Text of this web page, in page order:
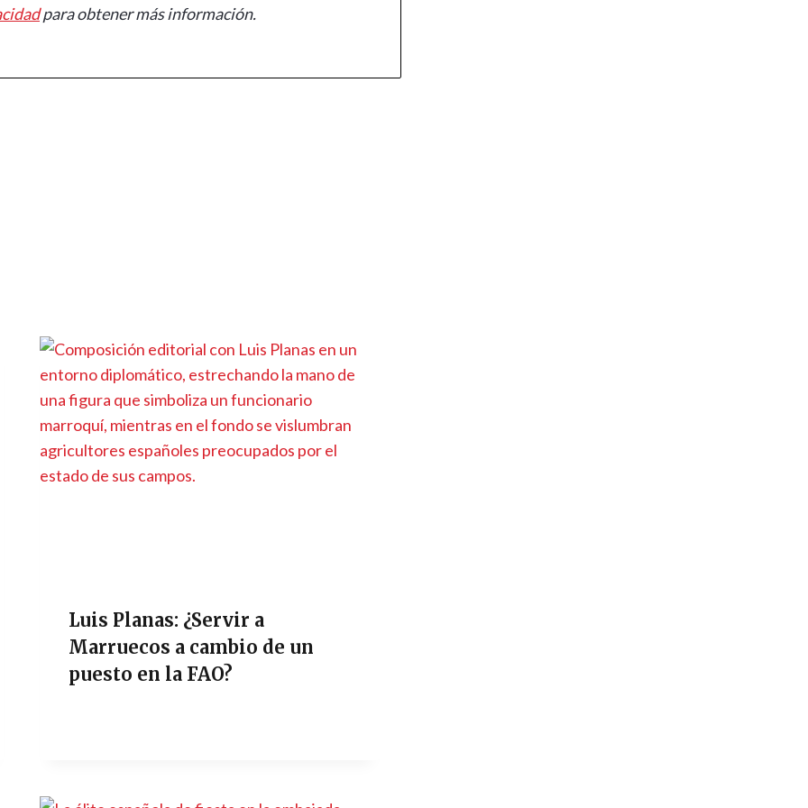
para obtener más información.
Luis Planas: ¿Servir a
Marruecos a cambio de un
puesto en la FAO?